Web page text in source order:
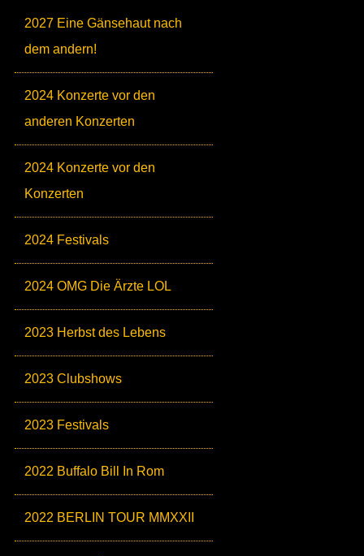
2027 Eine Gänsehaut nach
dem andern!
2024 Konzerte vor den
anderen Konzerten
2024 Konzerte vor den
Konzerten
2024 Festivals
2024 OMG Die Ärzte LOL
2023 Herbst des Lebens
2023 Clubshows
2023 Festivals
2022 Buffalo Bill In Rom
2022 BERLIN TOUR MMXXII